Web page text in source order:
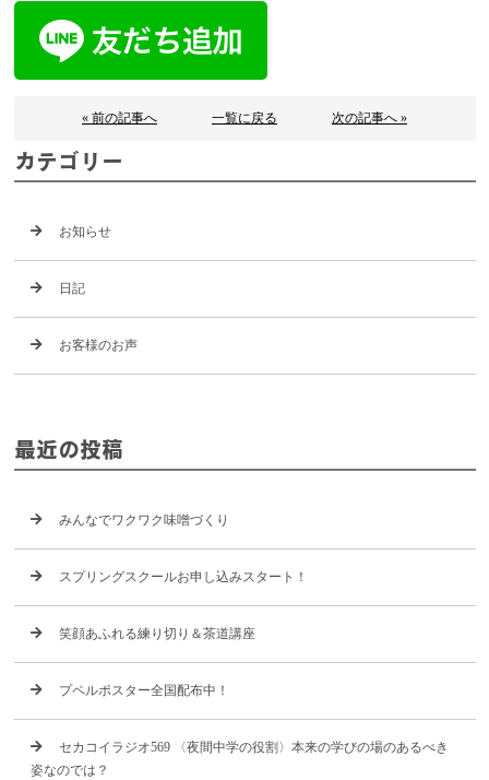
« 前の記事へ 一覧に戻る 次の記事へ »
カテゴリー
お知らせ
日記
お客様のお声
最近の投稿
みんなでワクワク味噌づくり
スプリングスクールお申し込みスタート！
笑顔あふれる練り切り＆茶道講座
プペルポスター全国配布中！
セカコイラジオ569 〈夜間中学の役割〉本来の学びの場のあるべき
姿なのでは？